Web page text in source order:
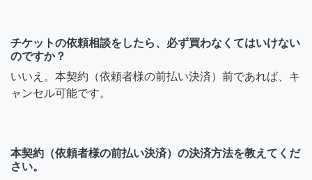
チケットの依頼相談をしたら、必ず買わなくてはいけない
のですか？
いいえ。本契約（依頼者様の前払い決済）前であれば、キ
ャンセル可能です。
本契約（依頼者様の前払い決済）の決済方法を教えてくだ
さい。